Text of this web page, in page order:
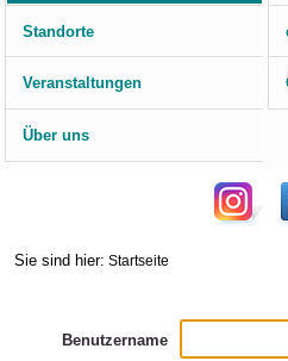
Standorte
Veranstaltungen
Über uns
Sie sind hier: Startseite
Benutzername